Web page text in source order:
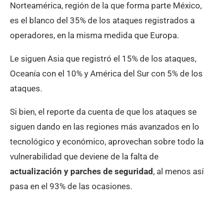
Norteamérica, región de la que forma parte México,
es el blanco del 35% de los ataques registrados a
operadores, en la misma medida que Europa.
Le siguen Asia que registró el 15% de los ataques,
Oceanía con el 10% y América del Sur con 5% de los
ataques.
Si bien, el reporte da cuenta de que los ataques se
siguen dando en las regiones más avanzados en lo
tecnológico y económico, aprovechan sobre todo la
vulnerabilidad que deviene de la falta de
actualización y parches de seguridad , al menos así
pasa en el 93% de las ocasiones.